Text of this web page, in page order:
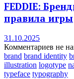
FEDDIE:
правила игры
31.10.2025
Комментариев не
brand brand identity
illustration logotype
typeface typography